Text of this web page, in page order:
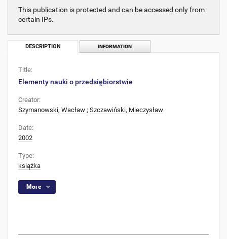
This publication is protected and can be accessed only from
certain IPs.
DESCRIPTION INFORMATION
Title:
Elementy nauki o przedsiębiorstwie
Creator:
Szymanowski, Wacław ; Szczawiński, Mieczysław
Date:
2002
Type:
książka
More